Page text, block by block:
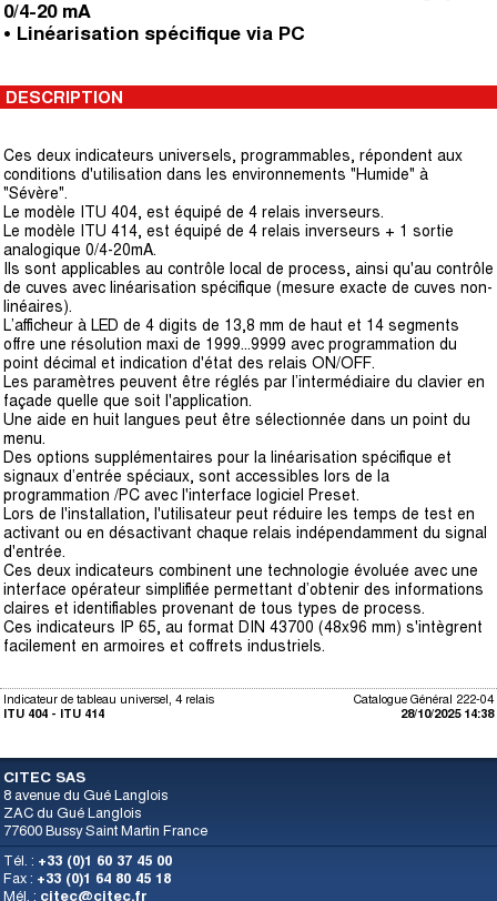
0/4-20 mA
• Linéarisation spécifique via PC
DESCRIPTION
Ces deux indicateurs universels, programmables, répondent aux
conditions d'utilisation dans les environnements "Humide" à
"Sévère".
Le modèle ITU 404, est équipé de 4 relais inverseurs.
Le modèle ITU 414, est équipé de 4 relais inverseurs + 1 sortie
analogique 0/4-20mA.
Ils sont applicables au contrôle local de process, ainsi qu'au contrôle
de cuves avec linéarisation spécifique (mesure exacte de cuves non-
linéaires).
L’afficheur à LED de 4 digits de 13,8 mm de haut et 14 segments
offre une résolution maxi de 1999...9999 avec programmation du
point décimal et indication d'état des relais ON/OFF.
Les paramètres peuvent être réglés par l’intermédiaire du clavier en
façade quelle que soit l'application.
Une aide en huit langues peut être sélectionnée dans un point du
menu.
Des options supplémentaires pour la linéarisation spécifique et
signaux d’entrée spéciaux, sont accessibles lors de la
programmation /PC avec l'interface logiciel Preset.
Lors de l'installation, l'utilisateur peut réduire les temps de test en
activant ou en désactivant chaque relais indépendamment du signal
d'entrée.
Ces deux indicateurs combinent une technologie évoluée avec une
interface opérateur simplifiée permettant d’obtenir des informations
claires et identifiables provenant de tous types de process.
Ces indicateurs IP 65, au format DIN 43700 (48x96 mm) s'intègrent
facilement en armoires et coffrets industriels.
Catalogue Général 222-04
28/10/2025 14:38
Indicateur de tableau universel, 4 relais
ITU 404 - ITU 414
CITEC SAS
8 avenue du Gué Langlois
ZAC du Gué Langlois
77600 Bussy Saint Martin France
Tél. : +33 (0)1 60 37 45 00
Fax : +33 (0)1 64 80 45 18
Mél. : citec@citec.fr